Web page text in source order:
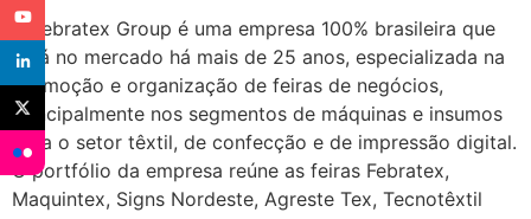
O Febratex Group é uma empresa 100% brasileira que
está no mercado há mais de 25 anos, especializada na
promoção e organização de feiras de negócios,
principalmente nos segmentos de máquinas e insumos
para o setor têxtil, de confecção e de impressão digital.
O portfólio da empresa reúne as feiras Febratex,
Maquintex, Signs Nordeste, Agreste Tex, Tecnotêxtil